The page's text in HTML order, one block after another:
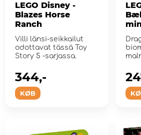
LEGO Disney -
Blazes Horse
Ranch
Villi länsi-seikkailut
odottavat tässä Toy
Story 5 -sarjassa.
KØB
344,-